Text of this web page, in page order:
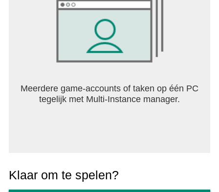
Meerdere game-accounts of taken op één PC
tegelijk met Multi-Instance manager.
Klaar om te spelen?